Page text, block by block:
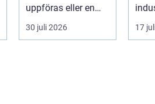
uppföras eller en
lantbruksanläggnin
g moderniseras ä...
30 juli 2026 17